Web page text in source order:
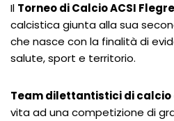
Il Torneo di Calcio ACSI
calcistica giunta alla sua
che nasce con la finalità di
salute, sport e territorio.
Team dilettantistici di calcio
vita ad una competizione di